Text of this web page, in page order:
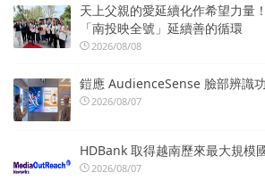
天上父親的愛延續化作希望力量
「南投映全號」延續善的循環
2026/08/08
鎧應 AudienceSense 臉部辨識
2026/08/07
HDBank 取得越南歷來最大規模
2026/08/07